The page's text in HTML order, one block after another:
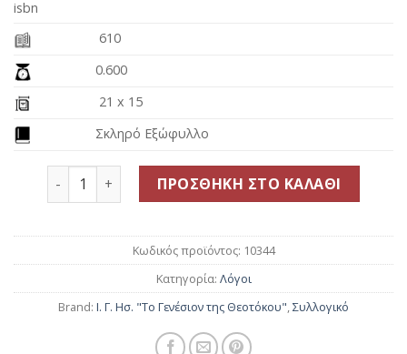
isbn
610
0.600
21 x 15
Σκληρό Εξώφυλλο
Το Μέγα Γεροντικόν, τ. Δ΄ ποσότητα
ΠΡΟΣΘΉΚΗ ΣΤΟ ΚΑΛΆΘΙ
Κωδικός προϊόντος: 10344
Κατηγορία: Λόγοι
Brand: Ι. Γ. Ησ. "Το Γενέσιον της Θεοτόκου",Συλλογικό